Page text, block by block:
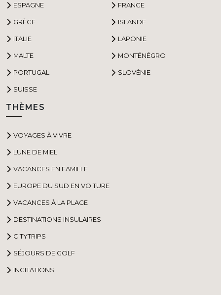
ESPAGNE FRANCE
GRÈCE ISLANDE
ITALIE LAPONIE
MALTE MONTÉNÉGRO
PORTUGAL SLOVÉNIE
SUISSE
THÈMES
VOYAGES À VIVRE
LUNE DE MIEL
VACANCES EN FAMILLE
EUROPE DU SUD EN VOITURE
VACANCES À LA PLAGE
DESTINATIONS INSULAIRES
CITYTRIPS
SÉJOURS DE GOLF
INCITATIONS